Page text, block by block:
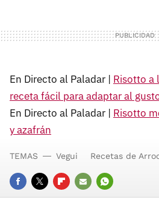
En Directo al Paladar | Risotto a
receta fácil para adaptar al
En Directo al Paladar | Risotto
y azafrán
FACEBOOK
TWITTERFLIPBOARD
E- WHATSAPP
TEMAS Vegui Recetas de